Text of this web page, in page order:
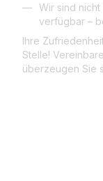
Wir sind
verfügbar –
Ihre
Stelle!
überzeugen Sie